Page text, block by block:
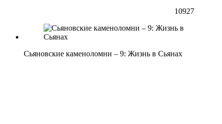
10927
Сьяновские каменоломни – 9: Жизнь в Сьянах